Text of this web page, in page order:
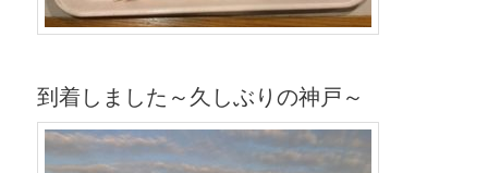
到着しました～久しぶりの神戸～